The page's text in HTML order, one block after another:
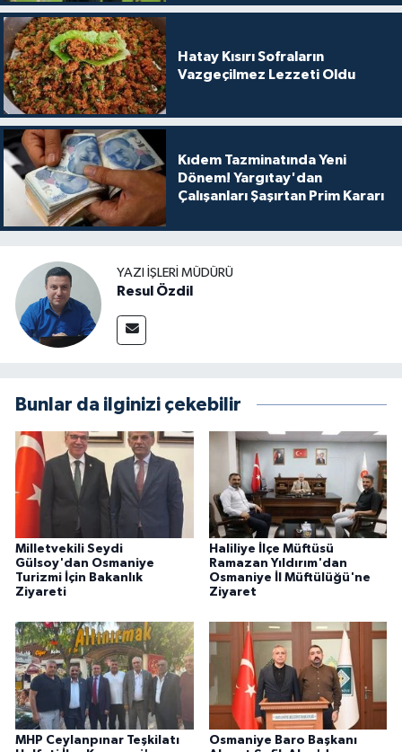
Hatay Kısırı Sofraların
Vazgeçilmez Lezzeti Oldu
Kıdem Tazminatında Yeni
Dönem! Yargıtay'dan
Çalışanları Şaşırtan Prim Kararı
YAZI İŞLERI MÜDÜRÜ
Resul Özdil
Bunlar da ilginizi çekebilir
Milletvekili Seydi
Gülsoy'dan Osmaniye
Turizmi İçin Bakanlık
Ziyareti
Haliliye İlçe Müftüsü
Ramazan Yıldırım'dan
Osmaniye İl Müftülüğü'ne
Ziyaret
MHP Ceylanpınar Teşkilatı
Osmaniye Baro Başkanı